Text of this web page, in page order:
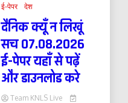
ई-पेपर देश
दैनिक क्यूँ न लिखूं
सच 07.08.2026
ई-पेपर यहाँ से पढ़ें
और डाउनलोड करे
Team KNLS Live